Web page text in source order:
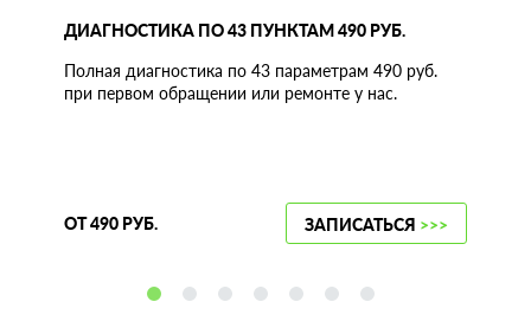
ДИАГНОСТИКА ПО 43 ПУНКТАМ 490 РУБ.
Полная диагностика по 43 параметрам 490 руб.
при первом обращении или ремонте у нас.
ОТ 490 РУБ. ЗАПИСАТЬСЯ >>>